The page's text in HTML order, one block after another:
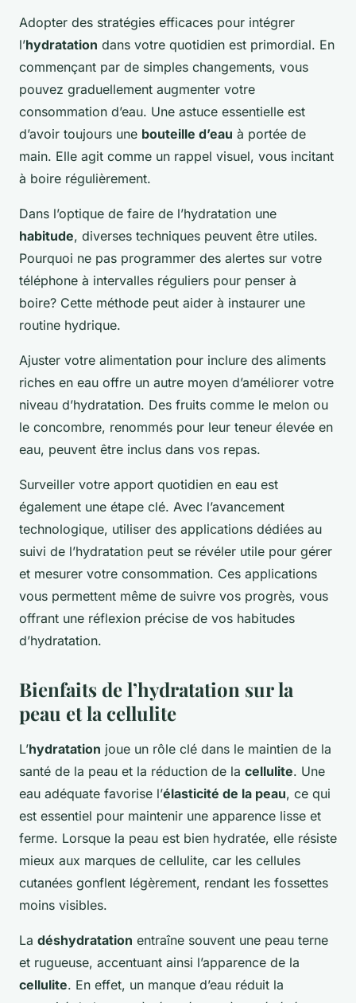
Adopter des stratégies efficaces pour intégrer
l’hydratation dans votre quotidien est primordial. En
commençant par de simples changements, vous
pouvez graduellement augmenter votre
consommation d’eau. Une astuce essentielle est
d’avoir toujours une bouteille d’eau à portée de
main. Elle agit comme un rappel visuel, vous incitant
à boire régulièrement.
Dans l’optique de faire de l’hydratation une
habitude, diverses techniques peuvent être utiles.
Pourquoi ne pas programmer des alertes sur votre
téléphone à intervalles réguliers pour penser à
boire? Cette méthode peut aider à instaurer une
routine hydrique.
Ajuster votre alimentation pour inclure des aliments
riches en eau offre un autre moyen d’améliorer votre
niveau d’hydratation. Des fruits comme le melon ou
le concombre, renommés pour leur teneur élevée en
eau, peuvent être inclus dans vos repas.
Surveiller votre apport quotidien en eau est
également une étape clé. Avec l’avancement
technologique, utiliser des applications dédiées au
suivi de l’hydratation peut se révéler utile pour gérer
et mesurer votre consommation. Ces applications
vous permettent même de suivre vos progrès, vous
offrant une réflexion précise de vos habitudes
d’hydratation.
Bienfaits de l’hydratation sur la
peau et la cellulite
L’hydratation joue un rôle clé dans le maintien de la
santé de la peau et la réduction de la cellulite. Une
eau adéquate favorise l’élasticité de la peau, ce qui
est essentiel pour maintenir une apparence lisse et
ferme. Lorsque la peau est bien hydratée, elle résiste
mieux aux marques de cellulite, car les cellules
cutanées gonflent légèrement, rendant les fossettes
moins visibles.
La déshydratation entraîne souvent une peau terne
et rugueuse, accentuant ainsi l’apparence de la
cellulite. En effet, un manque d’eau réduit la